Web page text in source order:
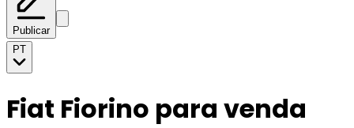
Publicar
PT
Fiat Fiorino para venda